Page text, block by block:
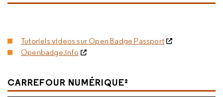
Tutoriels videos sur Open Badge Passport
Openbadge.info
CARREFOUR NUMÉRIQUE²